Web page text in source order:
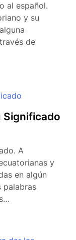
al español.
y su
de
Significado
A
y
en algún
palabras